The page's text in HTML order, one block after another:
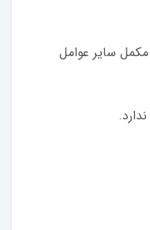
سایر عوامل